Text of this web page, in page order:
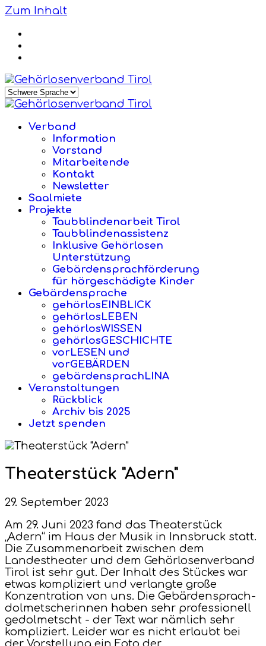
Zum Inhalt
Verband
Information
Vorstand
Mitarbeitende
Kontakt
Newsletter
Saalmiete
Projekte
Taubblindenarbeit Tirol
Taubblindenassistenz
Inklusive Gehörlosen
Unterstützung
Gebärdensprachförderung
für hörgeschädigte Kinder
Gebärdensprache
gehörlosEINBLICK
gehörlosLEBEN
gehörlosWISSEN
gehörlosGESCHICHTE
vorLESEN und
vorGEBÄRDEN
gebärdensprachLINA
Veranstaltungen
Rückblick
Archiv bis 2025
Jetzt spenden
Theaterstück "Adern"
29. September 2023
Am 29. Juni 2023 fand das Theaterstück
„Adern“ im Haus der Musik in Innsbruck statt.
Die Zusammenarbeit zwischen dem
Landestheater und dem Gehörlosenverband
Tirol ist sehr gut. Der Inhalt des Stückes war
etwas kompliziert und verlangte große
Konzentration von uns. Die Gebärdensprach-
dolmetscherinnen haben sehr professionell
gedolmetscht - der Text war nämlich sehr
kompliziert. Leider war es nicht erlaubt bei
der Vorstellung ein Foto der